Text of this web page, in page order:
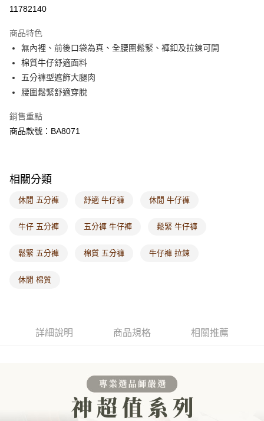
萊爾富取貨付款
付款後萊爾富取貨
每筆NT$60，滿NT$1,000(含以上)免運費
7-11取貨付款
每筆NT$60，滿NT$1,000(含以上)免運費
付款後7-11取貨
每筆NT$60，滿NT$1,000(含以上)免運費
每筆NT$120，滿NT$1,000(含以上)免運費
付款後門市自取
海外配送-港/澳/新/馬/泰國專屬
海外配送-其他亞洲地區
海外配送-歐美地區
11782140
商品特色
無內裡、前後口袋為真、全腰圍鬆緊、褲釦及拉鍊可開
棉質牛仔舒適面料
五分褲型遮飾大腿肉
腰圍鬆緊舒適穿脫
銷售重點
商品款號：BA8071
相關分類
休閒 五分褲 舒適 牛仔褲 休閒 牛仔褲
牛仔 五分褲 五分褲 牛仔褲 鬆緊 牛仔褲
鬆緊 五分褲 棉質 五分褲 牛仔褲 拉鍊
休閒 棉質
詳細說明 商品規格 相關推薦